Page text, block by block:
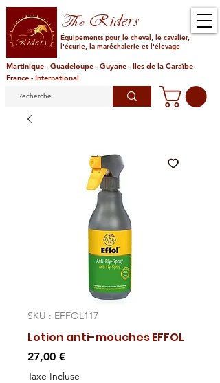
TheRiders
Équipements pour le cheval, le cavalier,
l'écurie, la maréchalerie et l'élevage
Martinique - Guadeloupe - Guyane - Iles de la Caraïbe
France - International
SKU : EFFOL117
Lotion anti-mouches EFFOL
27,00 €Prix
Taxe Incluse